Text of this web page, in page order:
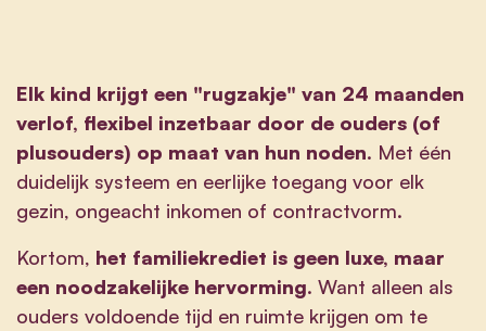
Elk kind krijgt een "rugzakje" van 24 maanden
verlof, flexibel inzetbaar door de ouders (of
plusouders) op maat van hun noden. Met één
duidelijk systeem en eerlijke toegang voor elk
gezin, ongeacht inkomen of contractvorm.
Kortom, het familiekrediet is geen luxe, maar
een noodzakelijke hervorming. Want alleen als
ouders voldoende tijd en ruimte krijgen om te